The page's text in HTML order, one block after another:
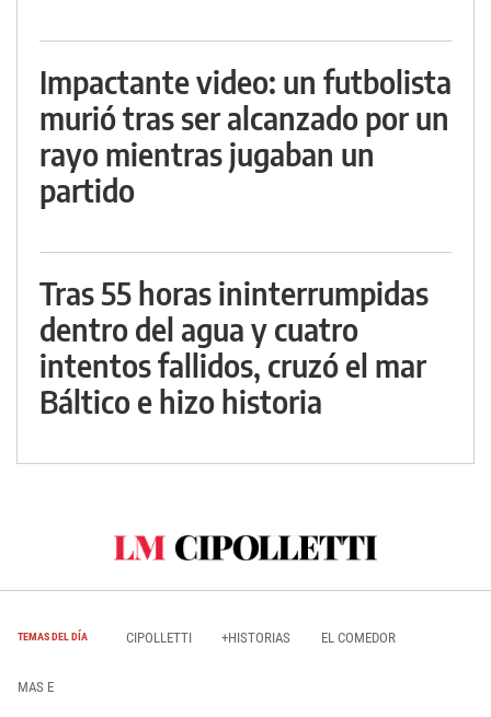
Impactante video: un futbolista
murió tras ser alcanzado por un
rayo mientras jugaban un
partido
Tras 55 horas ininterrumpidas
dentro del agua y cuatro
intentos fallidos, cruzó el mar
Báltico e hizo historia
TEMAS DEL DÍA CIPOLLETTI +HISTORIAS EL COMEDOR
MAS E